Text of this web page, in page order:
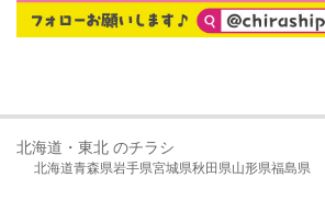
北海道・東北 のチラシ
北海道青森県岩手県宮城県秋田県山形県福島県